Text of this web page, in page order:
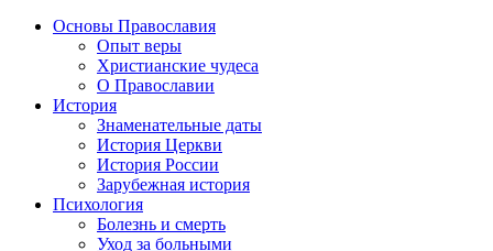
Основы Православия
Опыт веры
Христианские чудеса
О Православии
История
Знаменательные даты
История Церкви
История России
Зарубежная история
Психология
Болезнь и смерть
Уход за больными